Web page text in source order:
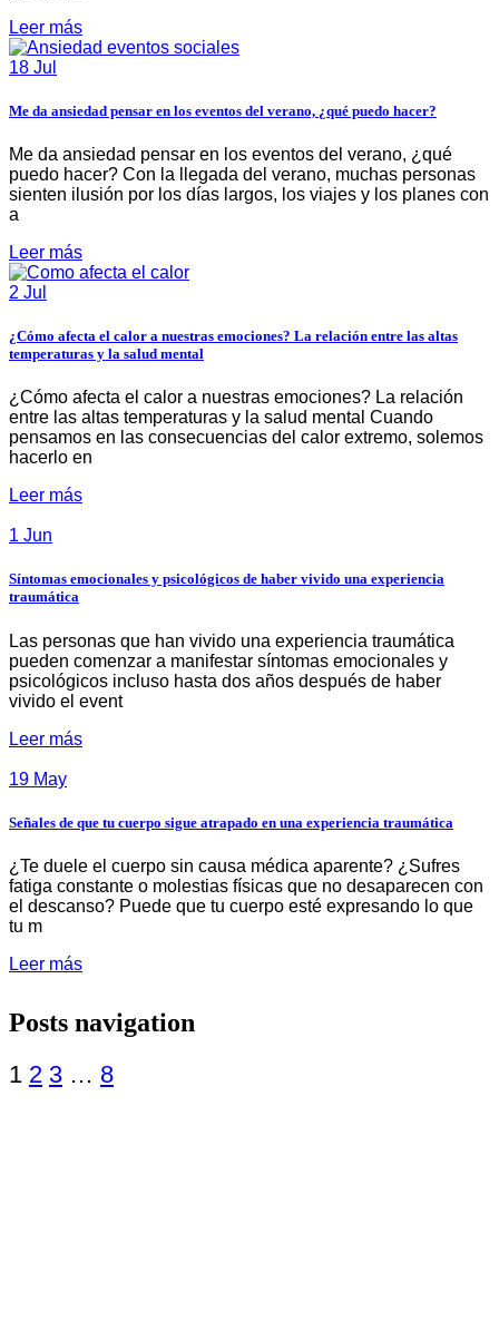
Leer más
18 Jul
Me da ansiedad pensar en los eventos del verano, ¿qué puedo hacer?
Me da ansiedad pensar en los eventos del verano, ¿qué
puedo hacer? Con la llegada del verano, muchas personas
sienten ilusión por los días largos, los viajes y los planes con
a
Leer más
2 Jul
¿Cómo afecta el calor a nuestras emociones? La relación entre las altas
temperaturas y la salud mental
¿Cómo afecta el calor a nuestras emociones? La relación
entre las altas temperaturas y la salud mental Cuando
pensamos en las consecuencias del calor extremo, solemos
hacerlo en
Leer más
1 Jun
Síntomas emocionales y psicológicos de haber vivido una experiencia
traumática
Las personas que han vivido una experiencia traumática
pueden comenzar a manifestar síntomas emocionales y
psicológicos incluso hasta dos años después de haber
vivido el event
Leer más
19 May
Señales de que tu cuerpo sigue atrapado en una experiencia traumática
¿Te duele el cuerpo sin causa médica aparente? ¿Sufres
fatiga constante o molestias físicas que no desaparecen con
el descanso? Puede que tu cuerpo esté expresando lo que
tu m
Leer más
Posts navigation
1 2 3 … 8